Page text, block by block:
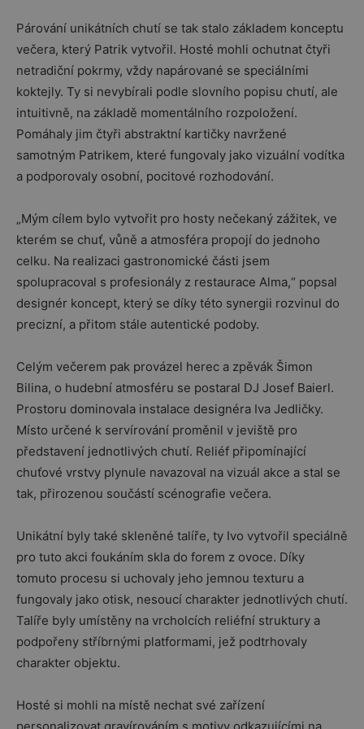
Párování unikátních chutí se tak stalo základem konceptu
večera, který Patrik vytvořil. Hosté mohli ochutnat čtyři
netradiční pokrmy, vždy napárované se speciálními
koktejly. Ty si nevybírali podle slovního popisu chutí, ale
intuitivně, na základě momentálního rozpoložení.
Pomáhaly jim čtyři abstraktní kartičky navržené
samotným Patrikem, které fungovaly jako vizuální vodítka
a podporovaly osobní, pocitové rozhodování.
„Mým cílem bylo vytvořit pro hosty nečekaný zážitek, ve
kterém se chuť, vůně a atmosféra propojí do jednoho
celku. Na realizaci gastronomické části jsem
spolupracoval s profesionály z restaurace Alma,“ popsal
designér koncept, který se díky této synergii rozvinul do
precizní, a přitom stále autentické podoby.
Celým večerem pak provázel herec a zpěvák Šimon
Bilina, o hudební atmosféru se postaral DJ Josef Baierl.
Prostoru dominovala instalace designéra Iva Jedličky.
Místo určené k servírování proměnil v jeviště pro
představení jednotlivých chutí. Reliéf připomínající
chuťové vrstvy plynule navazoval na vizuál akce a stal se
tak, přirozenou součástí scénografie večera.
Unikátní byly také skleněné talíře, ty Ivo vytvořil speciálně
pro tuto akci foukáním skla do forem z ovoce. Díky
tomuto procesu si uchovaly jeho jemnou texturu a
fungovaly jako otisk, nesoucí charakter jednotlivých chutí.
Talíře byly umístěny na vrcholcích reliéfní struktury a
podpořeny stříbrnými platformami, jež podtrhovaly
charakter objektu.
Hosté si mohli na místě nechat své zařízení